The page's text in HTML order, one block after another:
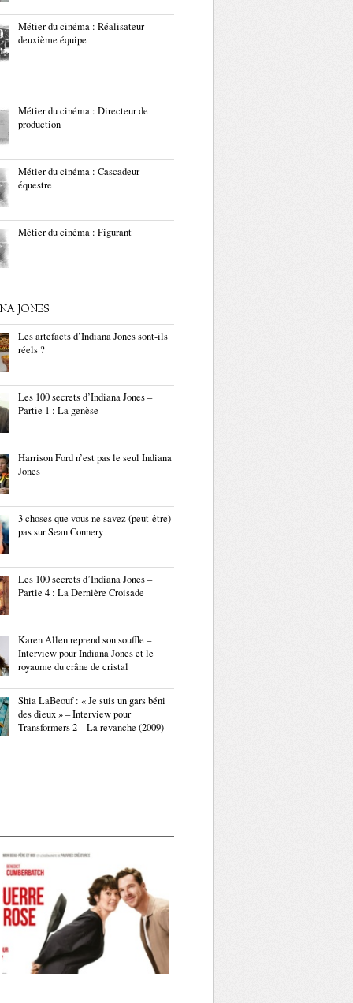
Métier du cinéma : Réalisateur
deuxième équipe
Métier du cinéma : Directeur de
production
Métier du cinéma : Cascadeur
équestre
Métier du cinéma : Figurant
JONES
Les artefacts d’Indiana Jones sont-ils
réels ?
Les 100 secrets d’Indiana Jones –
Partie 1 : La genèse
Harrison Ford n’est pas le seul Indiana
Jones
3 choses que vous ne savez (peut-être)
pas sur Sean Connery
Les 100 secrets d’Indiana Jones –
Partie 4 : La Dernière Croisade
Karen Allen reprend son souffle –
Interview pour Indiana Jones et le
royaume du crâne de cristal
Shia LaBeouf : « Je suis un gars béni
des dieux » – Interview pour
Transformers 2 – La revanche (2009)